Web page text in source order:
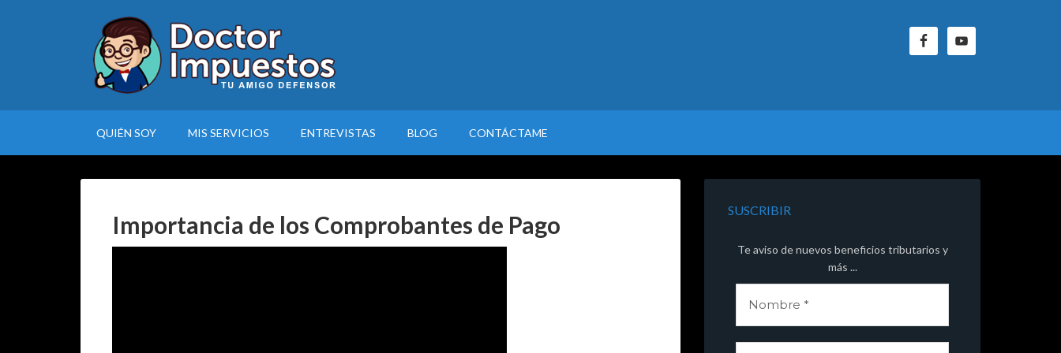
QUIÉN SOY MIS SERVICIOS ENTREVISTAS BLOG CONTÁCTAME
Importancia de los Comprobantes de Pago
SUSCRIBIR
Te aviso de nuevos beneficios tributarios y
más ...